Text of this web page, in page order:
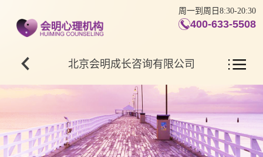
周一到周日8:30-20:30
400-633-5508
北京会明成长咨询有限公司